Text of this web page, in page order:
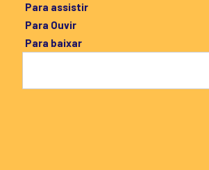
Para assistir
Para Ouvir
Para baixar